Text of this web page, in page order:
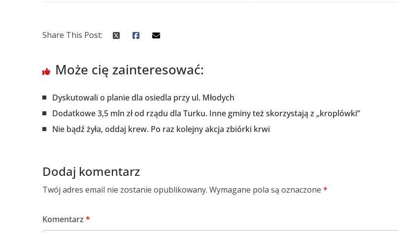
Share This Post:
Może cię zainteresować:
Dyskutowali o planie dla osiedla przy ul. Młodych
Dodatkowe 3,5 mln zł od rządu dla Turku. Inne gminy też skorzystają z „kroplówki”
Nie bądź żyła, oddaj krew. Po raz kolejny akcja zbiórki krwi
Dodaj komentarz
Twój adres email nie zostanie opublikowany. Wymagane pola są oznaczone *
Komentarz *